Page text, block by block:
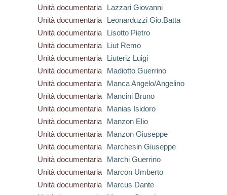
Unità documentaria
Lazzari Giovanni
Unità documentaria
Leonarduzzi Gio.Batta
Unità documentaria
Lisotto Pietro
Unità documentaria
Liut Remo
Unità documentaria
Liuteriz Luigi
Unità documentaria
Madiotto Guerrino
Unità documentaria
Manca Angelo/Angelino
Unità documentaria
Mancini Bruno
Unità documentaria
Manias Isidoro
Unità documentaria
Manzon Elio
Unità documentaria
Manzon Giuseppe
Unità documentaria
Marchesin Giuseppe
Unità documentaria
Marchi Guerrino
Unità documentaria
Marcon Umberto
Unità documentaria
Marcus Dante